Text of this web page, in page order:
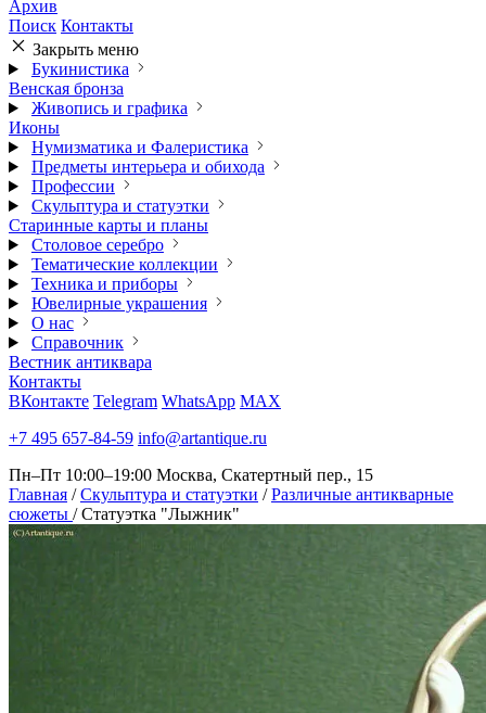
Архив
Поиск Контакты
Закрыть меню
Букинистика
Венская бронза
Живопись и графика
Иконы
Нумизматика и Фалеристика
Предметы интерьера и обихода
Профессии
Скульптура и статуэтки
Старинные карты и планы
Столовое серебро
Тематические коллекции
Техника и приборы
Ювелирные украшения
О нас
Справочник
Вестник антиквара
Контакты
ВКонтакте Telegram WhatsApp MAX
+7 495 657-84-59 info@artantique.ru
Пн–Пт 10:00–19:00 Москва, Скатертный пер., 15
Главная / Скульптура и статуэтки / Различные антикварные
сюжеты / Статуэтка "Лыжник"